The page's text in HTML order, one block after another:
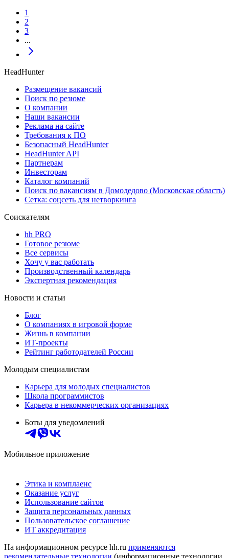
1
2
3
...
HeadHunter
Размещение вакансий
Поиск по резюме
О компании
Наши вакансии
Реклама на сайте
Требования к ПО
Безопасный HeadHunter
HeadHunter API
Партнерам
Инвесторам
Каталог компаний
Поиск по вакансиям в Домодедово (Московская область)
Сетка: соцсеть для нетворкинга
Соискателям
hh PRO
Готовое резюме
Все сервисы
Хочу у вас работать
Производственный календарь
Экспертная рекомендация
Новости и статьи
Блог
О компаниях в игровой форме
Жизнь в компании
ИТ-проекты
Рейтинг работодателей России
Молодым специалистам
Карьера для молодых специалистов
Школа программистов
Карьера в некоммерческих организациях
Боты для уведомлений
Мобильное приложение
Этика и комплаенс
Оказание услуг
Использование сайтов
Защита персональных данных
Пользовательское соглашение
ИТ аккредитация
На информационном ресурсе hh.ru применяются
рекомендательные технологии (информационные технологии